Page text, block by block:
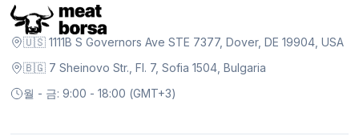
🇺🇸 1111B S Governors Ave STE 7377, Dover, DE 19904, USA
🇧🇬 7 Sheinovo Str., Fl. 7, Sofia 1504, Bulgaria
월 - 금: 9:00 - 18:00 (GMT+3)